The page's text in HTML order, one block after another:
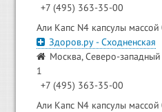
+7 (495) 363-35-00
Али Капс N4 капсулы массой
Здоров.ру - Сходненская
Москва, Северо-
1
+7 (495) 363-35-00
Али Капс N4 капсулы массой